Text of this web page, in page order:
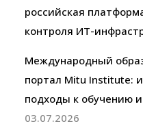
российская
контроля ИТ-
Международный
портал Mitu Institute:
подходы к обучению
03.07.2026